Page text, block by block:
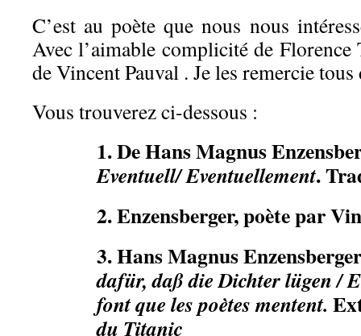
C’est au poète que nous nous
Avec l’aimable complicité de
de Vincent Pauval . Je les remercie tous
Vous trouverez ci-dessous :
1. De Hans Magnus
Eventuell/ Eventuellement.
2. Enzensberger, poète par
3. Hans Magnus
dafür, daß die Dichter lügen /
font que les poètes mentent.
du Titanic